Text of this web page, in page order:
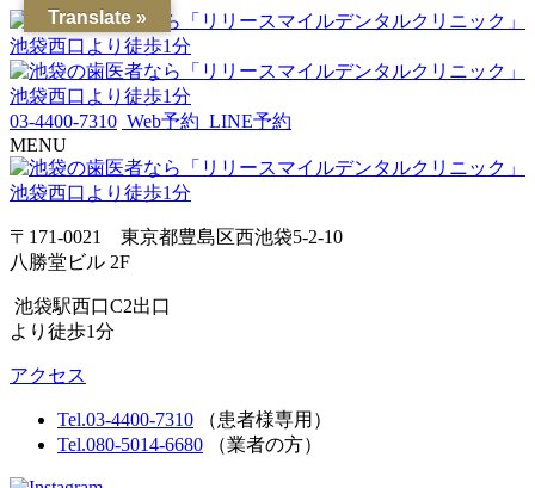
03-4400-7310 Web予約 LINE予約
MENU
〒171-0021 東京都豊島区西池袋5-2-10
八勝堂ビル 2F
池袋駅西口C2出口
より徒歩1分
アクセス
Tel.03-4400-7310
（患者様専用）
Tel.080-5014-6680
（業者の方）
Translate »